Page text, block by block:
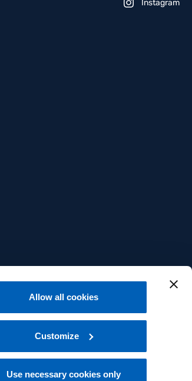
Allow all cookies
Customize
Use necessary cookies only
Instagram